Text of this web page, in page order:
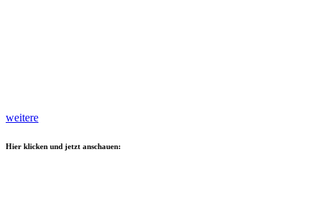
weitere
Hier klicken und jetzt anschauen: